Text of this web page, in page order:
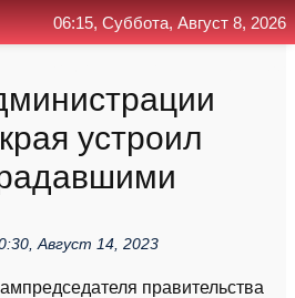
устроил
Август 14, 2023
правительства
06:15, Суббота, Август 8, 2026